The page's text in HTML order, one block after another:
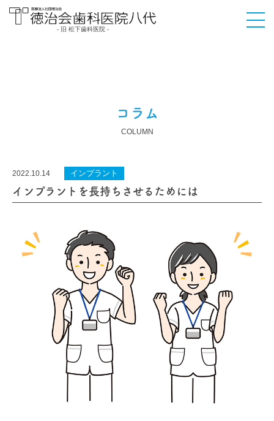
- 旧 松下歯科医院 -
コラム
COLUMN
2022.10.14 インプラント
インプラントを長持ちさせるためには